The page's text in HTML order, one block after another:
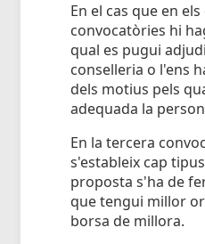
En el cas que en
convocatòries hi
qual es pugui
conselleria o l'ens
dels motius pels
adequada la
En la tercera
s'estableix cap
proposta s'ha de
que tengui millor
borsa de millora.